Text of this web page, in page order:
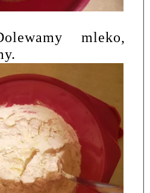
mleko,